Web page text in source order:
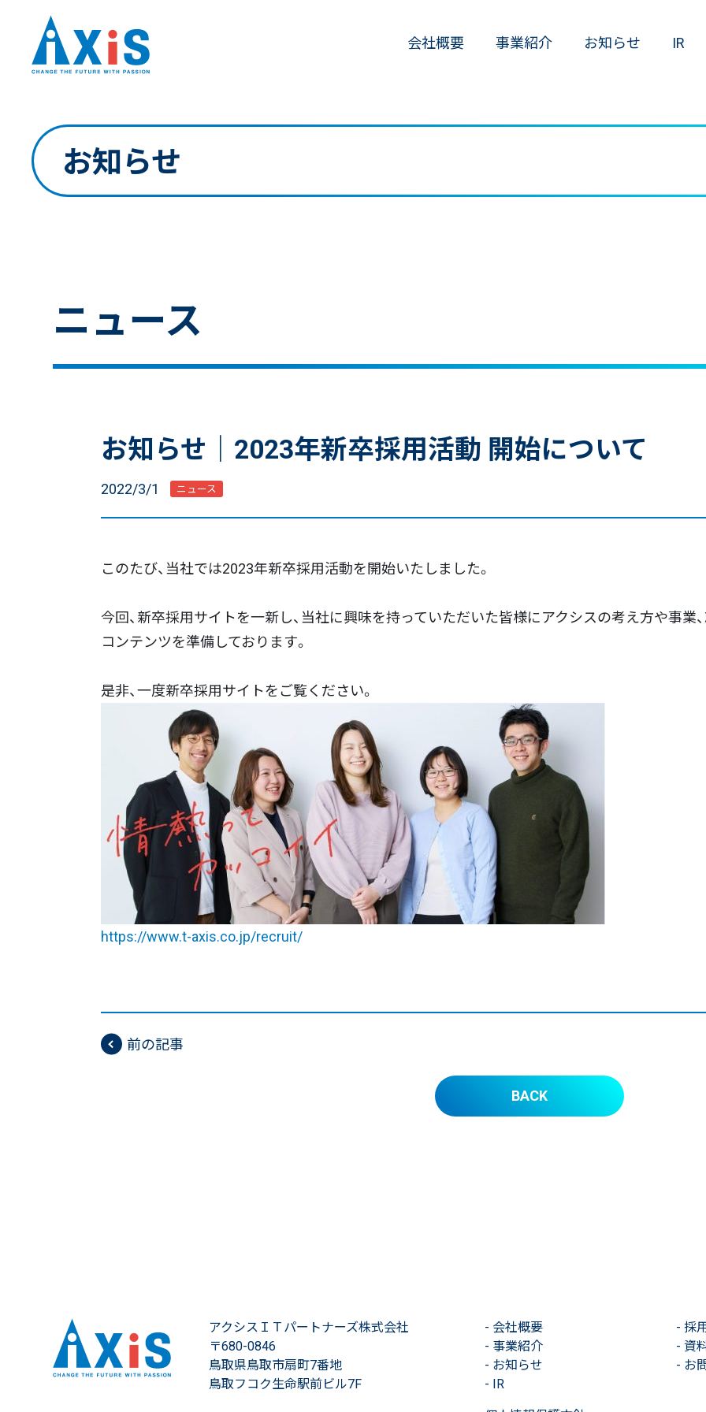
会社概要 事業紹介 お知らせ IR
お知らせ
ニュース
お知らせ｜2023年新卒採用活動 開始について
2022/3/1 ニュース
このたび、当社では2023年新卒採用活動を開始いたしました。
今回、新卒採用サイトを一新し、当社に興味を持っていただいた皆様にアクシスの考え方や事業
コンテンツを準備しております。
是非、一度新卒採用サイトをご覧ください。
https://www.t-axis.co.jp/recruit/
前の記事
BACK
アクシスＩＴパートナーズ株式会社
〒680-0846
鳥取県鳥取市扇町7番地
鳥取フコク生命駅前ビル7F
- 会社概要
- 事業紹介
- お知らせ
- IR
- 採
- 資
- お